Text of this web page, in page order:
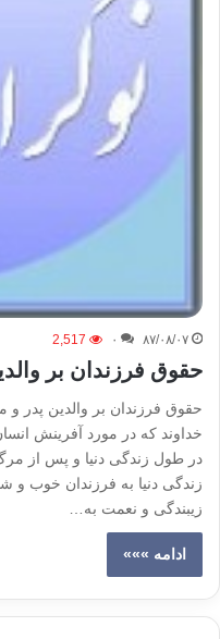
۸۷/۰۸/۰۷ ۰ 2,517
حقوق فرزندان بر
حقوق فرزندان بر والدین پدر
خداوند که در مورد آفرینش
در طول زندگی دنیا و پس از
زندگی دنیا به فرزندان خوب و
زیبندگی و نعمت به…
ادامه »»»